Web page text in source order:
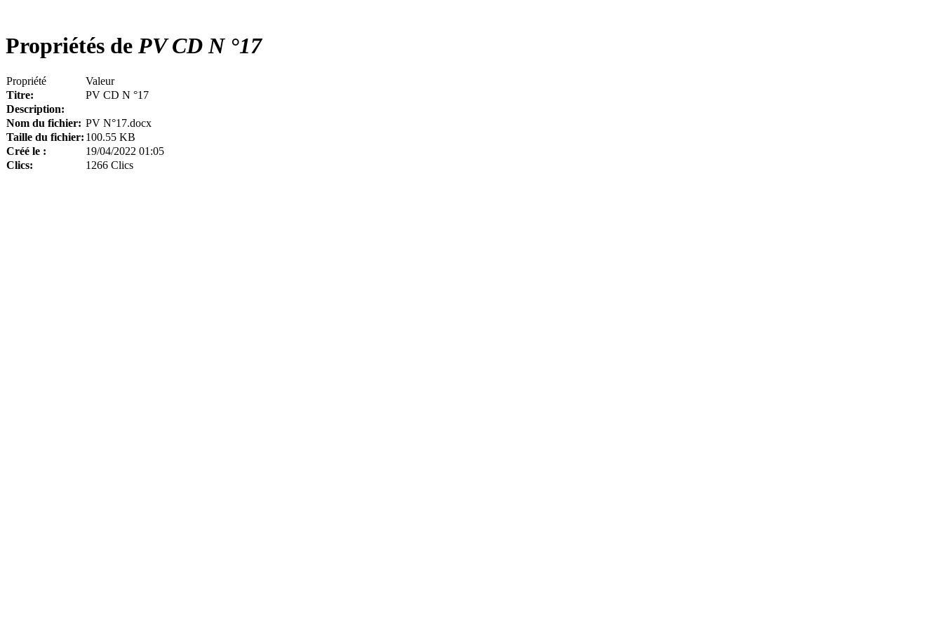
Propriétés de PV CD N °17
Propriété
Valeur
Titre:
PV CD N °17
Description:
Nom du fichier: PV N°17.docx
Taille du fichier: 100.55 KB
Créé le :
19/04/2022 01:05
Clics:
1266 Clics